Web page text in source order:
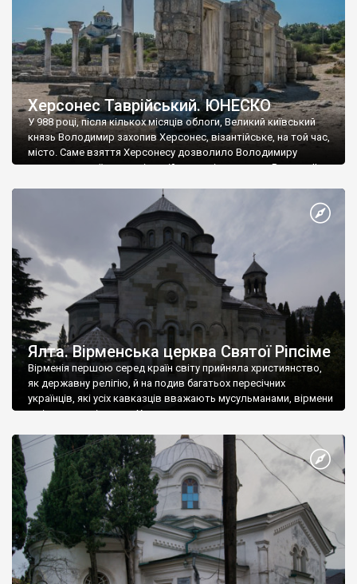
Херсонес Таврійський. ЮНЕСКО
У 988 році, після кількох місяців облоги, Великий київський
князь Володимир захопив Херсонес, візантійське, на той час,
місто. Саме взяття Херсонесу дозволило Володимиру
диктувати свої умови візантійському імператору Василю ІІ, та
Херсонесі Володимир-язичник, став Василем-християнином.
А потім було Хрещення Русі. На честь Херсонесу Таврійського
Ялта. Вірменська церква Святої Ріпсіме
Вірменія першою серед країн світу прийняла християнство,
як державну релігію, й на подив багатьох пересічних
українців, які усіх кавказців вважають мусульманами, вірмени
є відданими вірянами Христа